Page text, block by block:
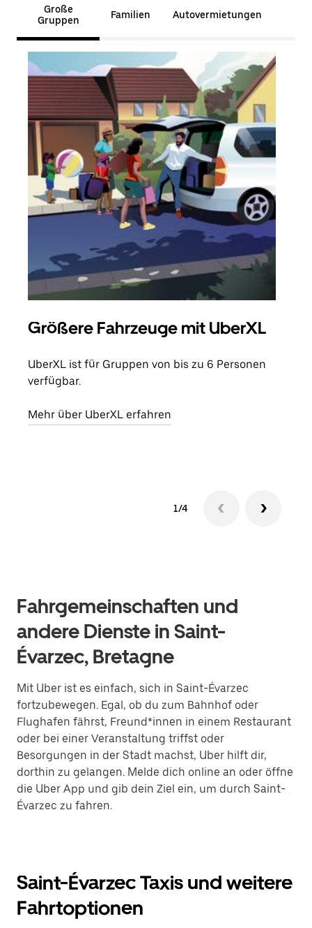
Große
Gruppen
Familien Autovermietungen
Größere Fahrzeuge mit UberXL
UberXL ist für Gruppen von bis zu 6 Personen
verfügbar.
Mehr über UberXL erfahren
1/4
Fahrgemeinschaften und
andere Dienste in Saint-
Évarzec, Bretagne
Mit Uber ist es einfach, sich in Saint-Évarzec
fortzubewegen. Egal, ob du zum Bahnhof oder
Flughafen fährst, Freund*innen in einem Restaurant
oder bei einer Veranstaltung triffst oder
Besorgungen in der Stadt machst, Uber hilft dir,
dorthin zu gelangen. Melde dich online an oder öffne
die Uber App und gib dein Ziel ein, um durch Saint-
Évarzec zu fahren.
Saint-Évarzec Taxis und weitere
Fahrtoptionen